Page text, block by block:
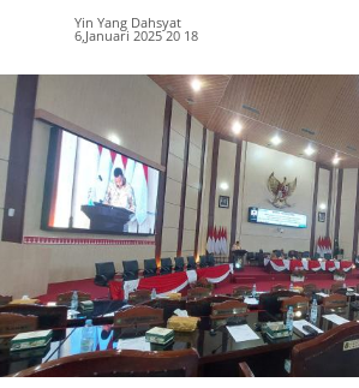
Yin Yang Dahsyat
6,Januari 2025 20 18